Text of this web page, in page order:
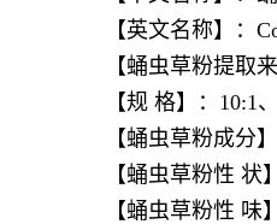
【英文名称】：
【蛹虫草粉提取
【规 格】：10:1
【蛹虫草粉成分
【蛹虫草粉性 状
【蛹虫草粉性 味